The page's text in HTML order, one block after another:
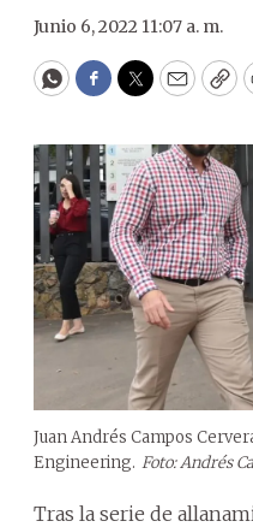
Junio 6, 2022 11:07 a. m.
WhatsApp
Facebook
Twitter
Email
Juan Andrés Campos
Engineering. Foto: Andrés
Tras la serie de